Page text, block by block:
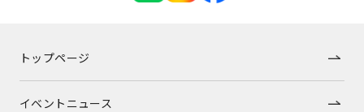
トップページ
イベントニュース